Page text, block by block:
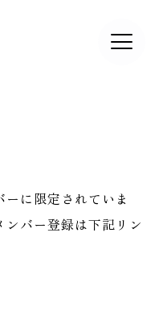
に限定されていま
バー登録は下記リン